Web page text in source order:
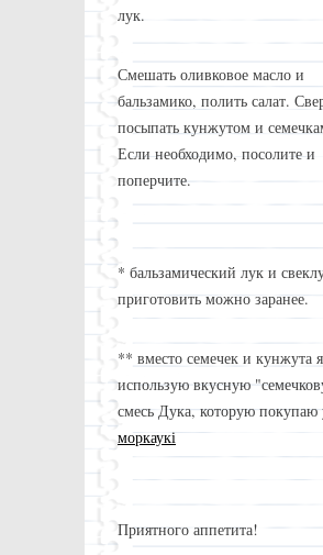
лук.
Смешать оливковое масло и
бальзамико, полить салат.
посыпать кунжутом и
Если необходимо, посолите и
поперчите.
* бальзамический лук и
приготовить можно заранее.
** вместо семечек и кунжута я
использую вкусную
смесь Дука, которую
моркаукі
Приятного аппетита!